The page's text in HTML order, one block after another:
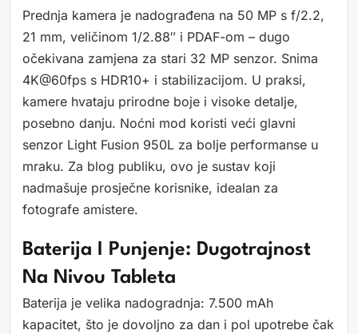
Prednja kamera je nadograđena na 50 MP s f/2.2,
21 mm, veličinom 1/2.88″ i PDAF-om – dugo
očekivana zamjena za stari 32 MP senzor. Snima
4K@60fps s HDR10+ i stabilizacijom. U praksi,
kamere hvataju prirodne boje i visoke detalje,
posebno danju. Noćni mod koristi veći glavni
senzor Light Fusion 950L za bolje performanse u
mraku. Za blog publiku, ovo je sustav koji
nadmašuje prosječne korisnike, idealan za
fotografe amistere.
Baterija I Punjenje: Dugotrajnost
Na Nivou Tableta
Baterija je velika nadogradnja: 7.500 mAh
kapacitet, što je dovoljno za dan i pol upotrebe čak